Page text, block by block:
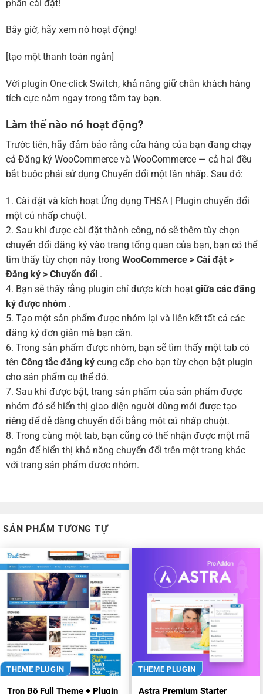
phần cài đặt!
Bây giờ, hãy xem nó hoạt động!
[tạo một thanh toán ngắn]
Với plugin One-click Switch, khả năng giữ chân khách hàng
tích cực nằm ngay trong tầm tay bạn.
Làm thế nào nó hoạt động?
Trước tiên, hãy đảm bảo rằng cửa hàng của bạn đang chạy
cả Đăng ký WooCommerce và WooCommerce — cả hai đều
bắt buộc phải sử dụng Chuyển đổi một lần nhấp. Sau đó:
1. Cài đặt và kích hoạt Ứng dụng THSA | Plugin chuyển đổi
một cú nhấp chuột.
2. Sau khi được cài đặt thành công, nó sẽ thêm tùy chọn
chuyển đổi đăng ký vào trang tổng quan của bạn, bạn có thể
tìm thấy tùy chọn này trong WooCommerce > Cài đặt >
Đăng ký > Chuyển đổi .
4. Bạn sẽ thấy rằng plugin chỉ được kích hoạt giữa các đăng
ký được nhóm .
5. Tạo một sản phẩm được nhóm lại và liên kết tất cả các
đăng ký đơn giản mà bạn cần.
6. Trong sản phẩm được nhóm, bạn sẽ tìm thấy một tab có
tên Công tắc đăng ký cung cấp cho bạn tùy chọn bật plugin
cho sản phẩm cụ thể đó.
7. Sau khi được bật, trang sản phẩm của sản phẩm được
nhóm đó sẽ hiển thị giao diện người dùng mới được tạo
riêng để dễ dàng chuyển đổi bằng một cú nhấp chuột.
8. Trong cùng một tab, bạn cũng có thể nhận được một mã
ngắn để hiển thị khả năng chuyển đổi trên một trang khác
với trang sản phẩm được nhóm.
SẢN PHẨM TƯƠNG TỰ
THEME PLUGIN
Trọn Bộ Full Theme + Plugin
THEME PLUGIN
Astra Premium Starter